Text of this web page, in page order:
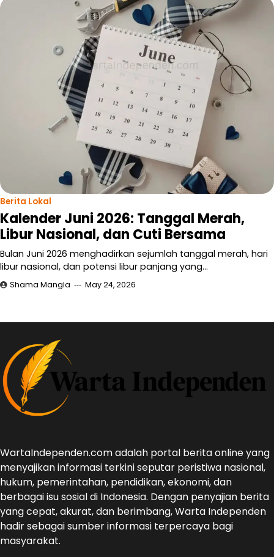
Berita Lokal
Kalender Juni 2026: Tanggal Merah,
Libur Nasional, dan Cuti Bersama
Bulan Juni 2026 menghadirkan sejumlah tanggal merah, hari
libur nasional, dan potensi libur panjang yang…
Shama Mangla May 24, 2026
WartaIndependen.com adalah portal berita online yang
menyajikan informasi terkini seputar peristiwa nasional,
hukum, pemerintahan, pendidikan, ekonomi, dan
berbagai isu sosial di Indonesia. Dengan penyajian berita
yang cepat, akurat, dan berimbang, Warta Independen
hadir sebagai sumber informasi terpercaya bagi
masyarakat.